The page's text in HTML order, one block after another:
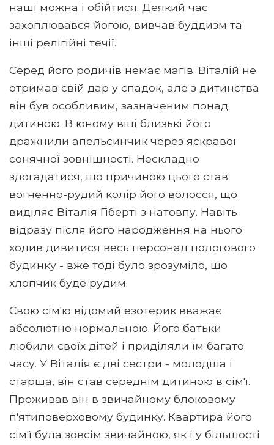
наші можна і обійтися. Деякий час
захоплювався йогою, вивчав буддизм та
інші релігійні течії.
Серед його родичів немає магів. Віталій не
отримав свій дар у спадок, але з дитинства
він був особливим, зазначеним понад
дитиною. В юному віці близькі його
дражнили апельсинчик через яскравої
сонячної зовнішності. Нескладно
здогадатися, що причиною цього став
вогненно-рудий колір його волосся, що
виділяє Віталія Гіберті з натовпу. Навіть
відразу після його народження на нього
ходив дивитися весь персонал пологового
будинку - вже тоді було зрозуміло, що
хлопчик буде рудим.
Свою сім'ю відомий езотерик вважає
абсолютно нормальною. Його батьки
любили своїх дітей і приділяли їм багато
часу. У Віталія є дві сестри - молодша і
старша, він став середнім дитиною в сім'ї.
Проживав він в звичайному блоковому
п'ятиповерховому будинку. Квартира його
сім'ї була зовсім звичайною, як і у більшості